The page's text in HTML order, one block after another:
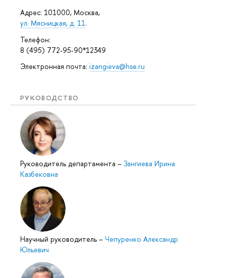
Адрес: 101000, Москва,
ул. Мясницкая, д. 11.
Телефон:
8 (495) 772-95-90*12349
Электронная почта: izangieva@hse.ru
РУКОВОДСТВО
Руководитель департамента – Зангиева Ирина
Казбековна
Научный руководитель – Чепуренко Александр
Юльевич